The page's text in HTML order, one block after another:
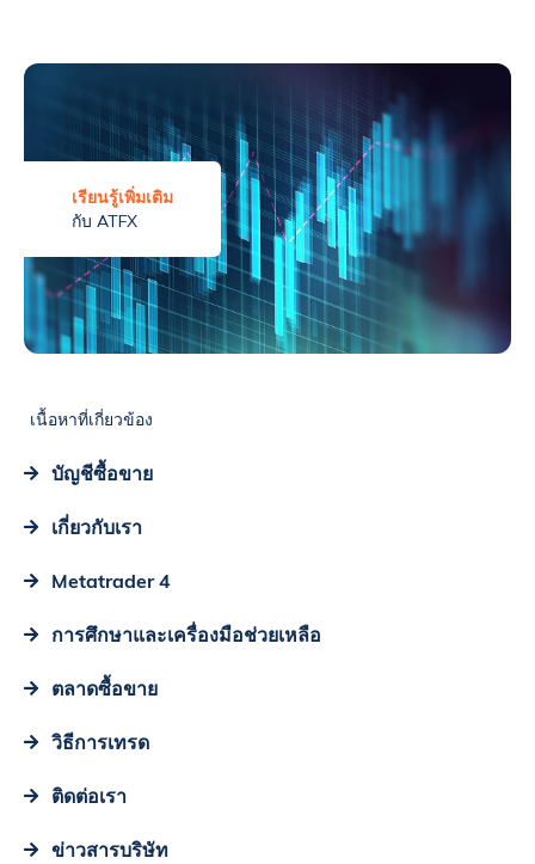
เรียนรู้เพิ่มเติม
กับ ATFX
เนื้อหาที่เกี่ยวข้อง
บัญชีซื้อขาย
เกี่ยวกับเรา
Metatrader 4
การศึกษาและเครื่องมือช่วยเหลือ
ตลาดซื้อขาย
วิธีการเทรด
ติดต่อเรา
ข่าวสารบริษัท